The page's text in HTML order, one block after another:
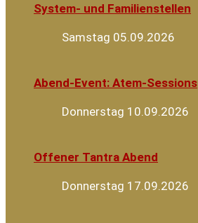
System- und Familienstellen
Samstag 05.09.2026
Abend-Event: Atem-Sessions
Donnerstag 10.09.2026
Offener Tantra Abend
Donnerstag 17.09.2026